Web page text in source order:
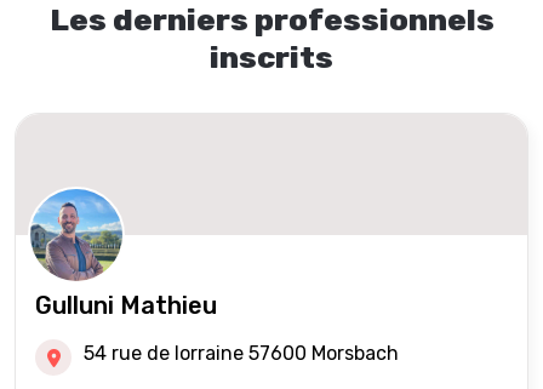
Les derniers professionnels
inscrits
Gulluni Mathieu
54 rue de lorraine 57600 Morsbach